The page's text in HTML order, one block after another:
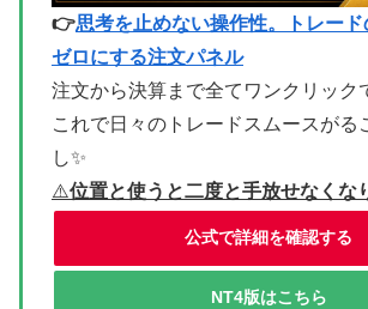
👉思考を止めない操作性。トレー
ゼロにする注文パネル
注文から決算まで全てワンクリック
これで日々のトレードスムースがる
し✨
⚠位置と使うと二度と手放せなくな
公式で詳細を確認する
NT4版はこちら